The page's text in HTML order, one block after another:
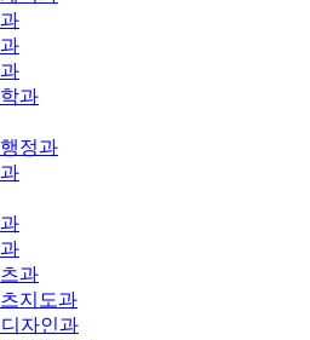
과
정과
과
지도과
자인과